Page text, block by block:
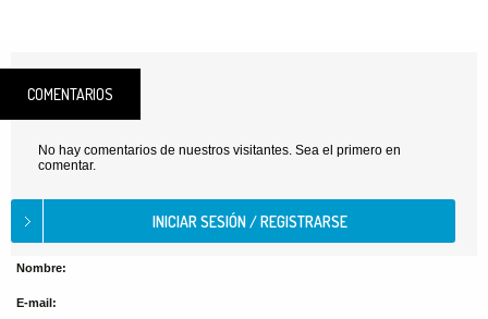
COMENTARIOS
No hay comentarios de nuestros visitantes. Sea el primero en
comentar.
Nombre:
E-mail: